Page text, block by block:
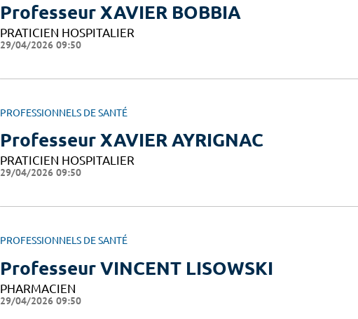
Professeur XAVIER BOBBIA
PRATICIEN HOSPITALIER
29/04/2026 09:50
PROFESSIONNELS DE SANTÉ
Professeur XAVIER AYRIGNAC
PRATICIEN HOSPITALIER
29/04/2026 09:50
PROFESSIONNELS DE SANTÉ
Professeur VINCENT LISOWSKI
PHARMACIEN
29/04/2026 09:50